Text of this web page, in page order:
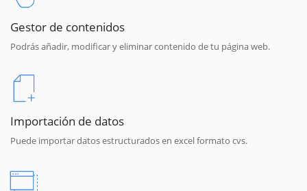
Gestor de contenidos
Podrás añadir, modificar y eliminar contenido de tu página web.
Importación de datos
Puede importar datos estructurados en excel formato cvs.